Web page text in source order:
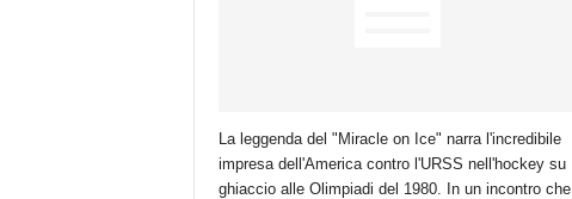
La leggenda del "Miracle on Ice" narra l'incredibile
impresa dell'America contro l'URSS nell'hockey su
ghiaccio alle Olimpiadi del 1980. In un incontro che